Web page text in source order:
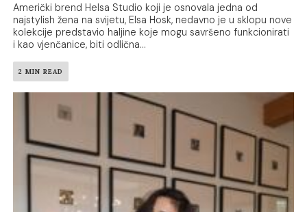
Američki brend Helsa Studio koji je osnovala jedna od
najstylish žena na svijetu, Elsa Hosk, nedavno je u sklopu nove
kolekcije predstavio haljine koje mogu savršeno funkcionirati
i kao vjenčanice, biti odlična...
2 MIN READ